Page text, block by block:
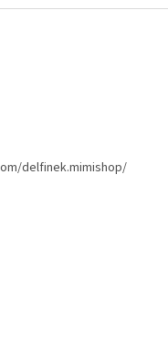
delfinek.mimishop/